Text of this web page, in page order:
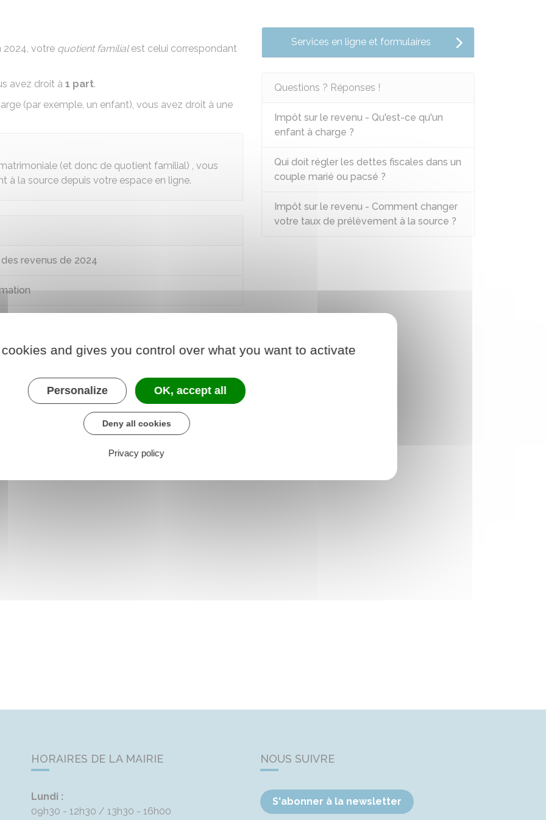
2024, votre quotient familialest celui correspondant
avez droit à 1 part.
(par exemple, un enfant), vous avez droit à une
(et donc de quotient familial) , vous
à la source depuis votre espace en ligne.
revenus de 2024
199
à la prise en compte de la situation et des
Services en ligne et formulaires
Questions ? Réponses !
Impôt sur le revenu - Qu'est-ce qu'un
enfant à charge ?
Qui doit régler les dettes fiscales dans un
couple marié ou pacsé ?
Impôt sur le revenu - Comment changer
votre taux de prélèvement à la source ?
HORAIRES DE LA MAIRIE
Lundi :
09h30 - 12h30
13h30 - 16h00
NOUS SUIVRE
S'abonner à la newsletter
and gives you control over what you want to activate
Personalize OK, accept all
Deny all cookies
Privacy policy